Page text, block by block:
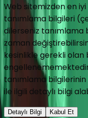
Web sitemizden en
tanımlama bilgileri
dilerseniz tanımlama
zaman
kesinlikle gerekli olan
tanımlama bilgilerinin
ile ilgili detaylı bilgi
Detaylı Bilgi Kabul Et